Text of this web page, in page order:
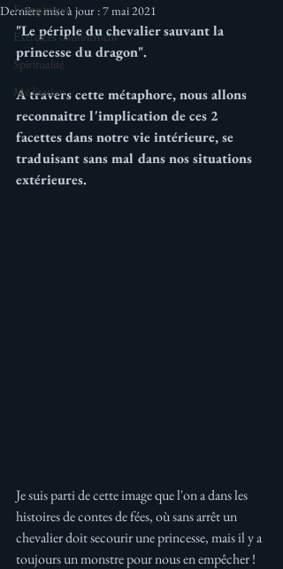
Energétique
Exercices confinement
Spiritualité
Méditation
Dernière mise à jour :7 mai 2021
"Le périple du chevalier sauvant la
princesse du dragon".
A travers cette métaphore, nous allons
reconnaitre l'implication de ces 2
facettes dans notre vie intérieure, se
traduisant sans mal dans nos situations
extérieures.
Je suis parti de cette image que l'on a dans les
histoires de contes de fées, où sans arrêt un
chevalier doit secourir une princesse, mais il y a
toujours un monstre pour nous en empêcher !